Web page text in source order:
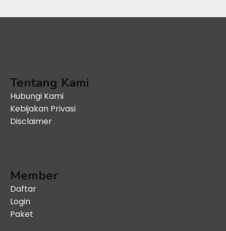
Tentang Kami
Hubungi Kami
Kebijakan Privasi
Disclaimer
Member
Daftar
Login
Paket